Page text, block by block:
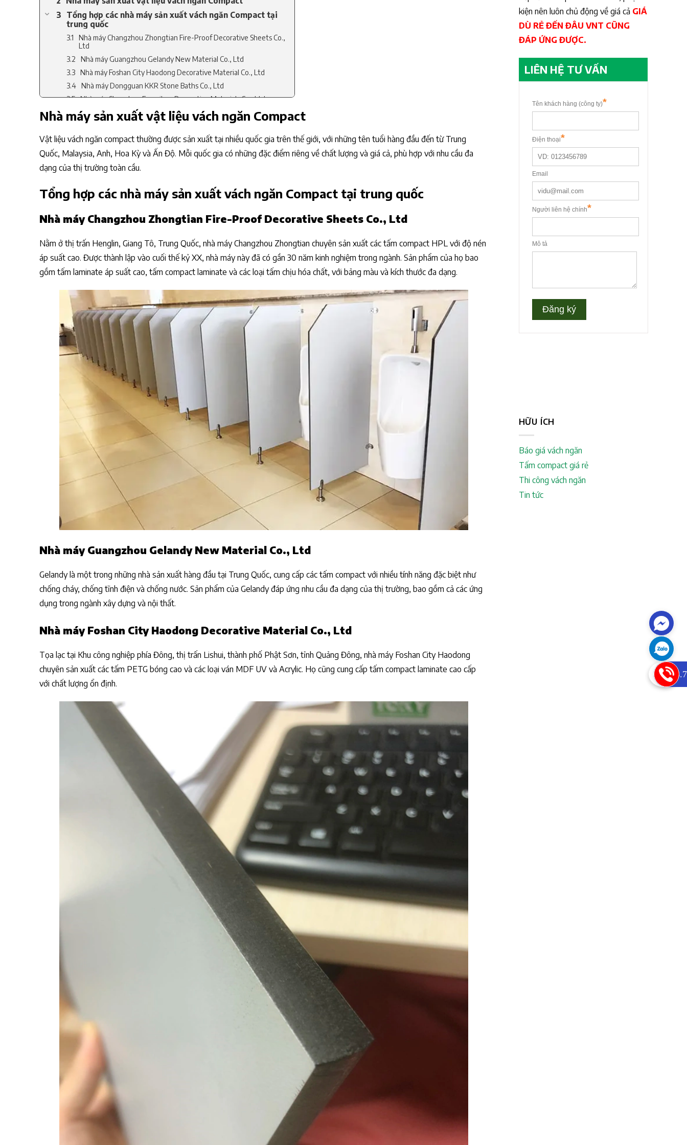
Tổng hợp các nhà máy sản xuất vách ngăn Compact tại
trung quốc
Nhà máy Changzhou Zhongtian Fire-Proof Decorative Sheets Co.,
Ltd
Nhà máy Guangzhou Gelandy New Material Co., Ltd
Nhà máy Foshan City Haodong Decorative Material Co., Ltd
Nhà máy Dongguan KKR Stone Baths Co., Ltd
Nhà máy Shenzhen Fumeihua Decorative Materials Co., Ltd
Các quốc gia khác sản xuất tấm Compact
Nhà máy sản xuất vật liệu vách ngăn Compact
Vật liệu vách ngăn compact thường được sản xuất tại nhiều quốc gia trên thế giới, với những tên tuổi hàng đầu đến từ Trung
Quốc, Malaysia, Anh, Hoa Kỳ và Ấn Độ. Mỗi quốc gia có những đặc điểm riêng về chất lượng và giá cả, phù hợp với nhu cầu đa
dạng của thị trường toàn cầu.
Tổng hợp các nhà máy sản xuất vách ngăn Compact tại trung quốc
Nhà máy Changzhou Zhongtian Fire-Proof Decorative Sheets Co., Ltd
Nằm ở thị trấn Henglin, Giang Tô, Trung Quốc, nhà máy Changzhou Zhongtian chuyên sản xuất các tấm compact HPL với độ nén
áp suất cao. Được thành lập vào cuối thế kỷ XX, nhà máy này đã có gần 30 năm kinh nghiệm trong ngành. Sản phẩm của họ bao
gồm tấm laminate áp suất cao, tấm compact laminate và các loại tấm chịu hóa chất, với bảng màu và kích thước đa dạng.
Nhà máy Guangzhou Gelandy New Material Co., Ltd
Gelandy là một trong những nhà sản xuất hàng đầu tại Trung Quốc, cung cấp các tấm compact với nhiều tính năng đặc biệt như
chống cháy, chống tĩnh điện và chống nước. Sản phẩm của Gelandy đáp ứng nhu cầu đa dạng của thị trường, bao gồm cả các ứng
dụng trong ngành xây dựng và nội thất.
Nhà máy Foshan City Haodong Decorative Material Co., Ltd
Tọa lạc tại Khu công nghiệp phía Đông, thị trấn Lishui, thành phố Phật Sơn, tỉnh Quảng Đông, nhà máy Foshan City Haodong
chuyên sản xuất các tấm PETG bóng cao và các loại ván MDF UV và Acrylic. Họ cũng cung cấp tấm compact laminate cao cấp
với chất lượng ổn định.
kiện nên luôn chủ động về giá cả GIÁ
DÙ RẺ ĐẾN ĐÂU VNT CŨNG
ĐÁP ỨNG ĐƯỢC.
LIÊN HỆ TƯ VẤN
HỮU ÍCH
Báo giá vách ngăn
Tấm compact giá rẻ
Thi công vách ngăn
Tin tức